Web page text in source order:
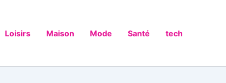
Loisirs Maison Mode Santé tech